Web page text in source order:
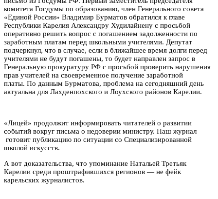
комитета Госдумы по образованию, член Генерального совета
«Единой России» Владимир Бурматов обратился к главе
Республики Карелия Александру Худилайнену с просьбой
оперативно решить вопрос с погашением задолженности по
заработным платам перед школьными учителями. Депутат
подчеркнул, что в случае, если в ближайшее время долги перед
учителями не будут погашены, то будет направлен запрос в
Генеральную прокуратуру РФ с просьбой проверить нарушения
прав учителей на своевременное получение заработной
платы. По данным Бурматова, проблема на сегодняшний день
актуальна для Лахденпохского и Лоухского районов Карелии.
«Лицей» продолжит информировать читателей о развитии
событий вокруг письма о недоверии министру. Наш журнал
готовит публикацию по ситуации со Специализированной
школой искусств.
А вот доказательства, что упоминание Натальей Третьяк
Карелии среди проштрафившихся регионов — не фейк
карельских журналистов.